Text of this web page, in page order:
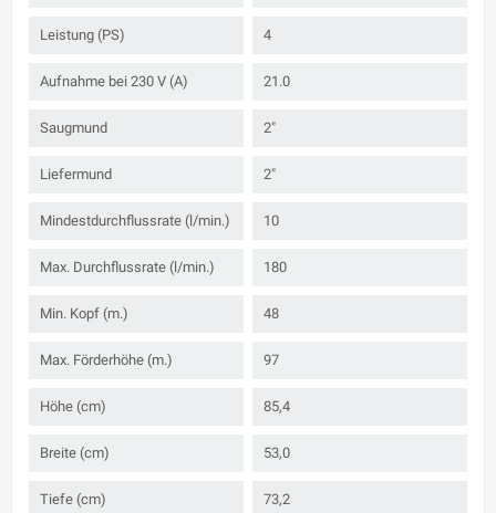
Leistung (PS) 4
Aufnahme bei 230 V (A) 21.0
Saugmund 2"
Liefermund 2"
Mindestdurchflussrate (l/min.) 10
Max. Durchflussrate (l/min.) 180
Min. Kopf (m.) 48
Max. Förderhöhe (m.) 97
Höhe (cm) 85,4
Breite (cm) 53,0
Tiefe (cm) 73,2